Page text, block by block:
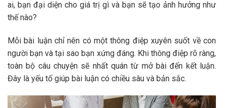
ai, bạn đại diện cho giá trị gì và bạn sẽ tạo ảnh hưởng như
thế nào?
Mỗi bài luận chỉ nên có một thông điệp xuyên suốt về con
người bạn và tại sao bạn xứng đáng. Khi thông điệp rõ ràng,
toàn bộ câu chuyện sẽ nhất quán từ mở bài đến kết luận.
Đây là yếu tố giúp bài luận có chiều sâu và bản sắc.